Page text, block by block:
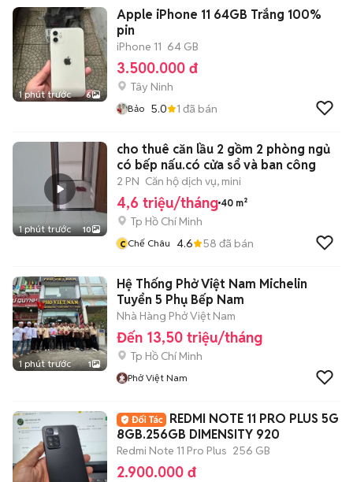
1 phút trước 6
Apple iPhone 11 64GB Trắng 100%
pin
iPhone 11 64 GB
3.500.000 đ
Tây Ninh
Bảo 5.0 1 đã bán
1 phút trước 10
cho thuê căn lầu 2 gồm 2 phòng ngủ
có bếp nấu.có cửa sổ và ban công
2 PN Căn hộ dịch vụ, mini
4,6 triệu/tháng 40 m²
Tp Hồ Chí Minh
c Chế Châu 4.6 58 đã bán
1 phút trước 1
Hệ Thống Phở Việt Nam Michelin
Tuyển 5 Phụ Bếp Nam
Nhà Hàng Phở Việt Nam
Đến 13,50 triệu/tháng
Tp Hồ Chí Minh
Phở Việt Nam
REDMI NOTE 11 PRO PLUS 5G
8GB.256GB DIMENSITY 920
Redmi Note 11 Pro Plus 256 GB
2.900.000 đ